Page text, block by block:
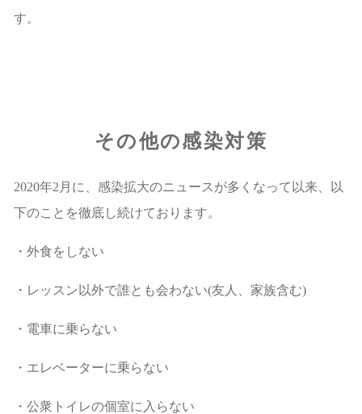
す。
その他の感染対策
2020年2月に、感染拡大のニュースが多くなって以来、以
下のことを徹底し続けております。
・外食をしない
・レッスン以外で誰とも会わない(友人、家族含む)
・電車に乗らない
・エレベーターに乗らない
・公衆トイレの個室に入らない